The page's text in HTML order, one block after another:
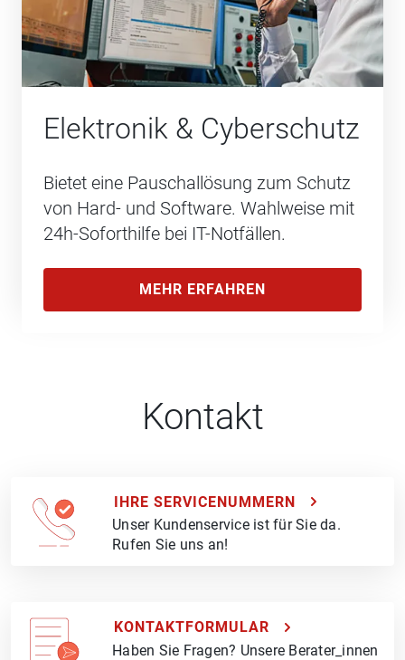
Elektronik & Cyberschutz
Bietet eine Pauschallösung zum Schutz
von Hard- und Software. Wahlweise mit
24h-Soforthilfe bei IT-Notfällen.
MEHR ERFAHREN
Kontakt
IHRE SERVICENUMMERN
Unser Kundenservice ist für Sie da.
Rufen Sie uns an!
KONTAKTFORMULAR
Haben Sie Fragen? Unsere Berater_innen